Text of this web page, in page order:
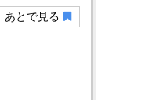
あとで見る